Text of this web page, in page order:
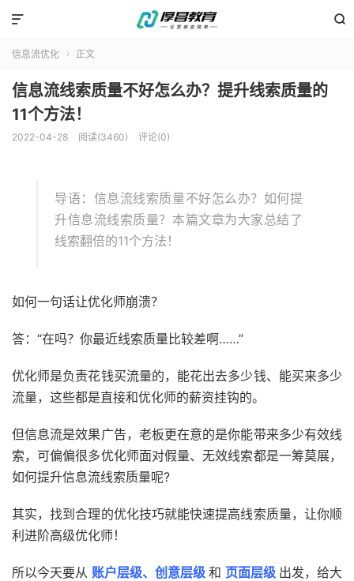


信息流优化  正文
信息流线索质量不好怎么办？提升线索质量的
11个方法！
2022-04-28 阅读(3460) 评论(0)
导语：信息流线索质量不好怎么办？如何提
升信息流线索质量？本篇文章为大家总结了
线索翻倍的11个方法！
如何一句话让优化师崩溃？
答：“在吗？你最近线索质量比较差啊……”
优化师是负责花钱买流量的，能花出去多少钱、能买来多少
流量，这些都是直接和优化师的薪资挂钩的。
但信息流是效果广告，老板更在意的是你能带来多少有效线
索，可偏偏很多优化师面对假量、无效线索都是一筹莫展，
如何提升信息流线索质量呢?
其实，找到合理的优化技巧就能快速提高线索质量，让你顺
利进阶高级优化师！
所以今天要从 账户层级、创意层级 和 页面层级 出发，给大